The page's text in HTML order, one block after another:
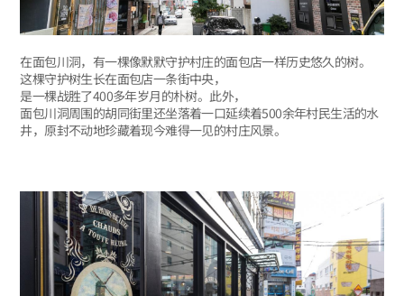
在面包川洞，有一棵像默默守护村庄的面包店一样历史悠久的树。
这棵守护树生长在面包店一条街中央，
是一棵战胜了400多年岁月的朴树。此外，
面包川洞周围的胡同街里还坐落着一口延续着500余年村民生活的水
井，原封不动地珍藏着现今难得一见的村庄风景。